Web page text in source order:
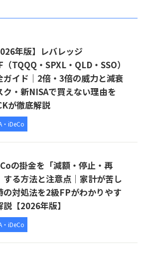
年版】レバレッジ
（TQQQ・SPXL・QLD・SSO）
ガイド｜2倍・3倍の威力と減衰
ク・新NISAで買えない理由を
が徹底解説
・iDeCo
の掛金を「減額・停止・再
する方法と注意点｜家計が苦し
の対処法を2級FPがわかりやす
説【2026年版】
・iDeCo